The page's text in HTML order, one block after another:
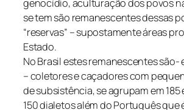
genocídio, aculturação dos povos
se tem são remanescentes dessas
“reservas” – supostamente áreas
Estado.
No Brasil estes remanescentes são-
– coletores e caçadores com
de subsistência, se agrupam em 185
150 dialetos além do Português que